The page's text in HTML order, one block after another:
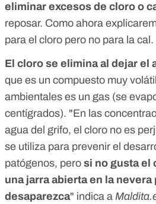
eliminar excesos de cloro o
reposar. Como ahora
para el cloro pero no para la cal.
El cloro se elimina al dejar el
que es un compuesto muy
ambientales es un gas (se
centígrados). "En las
agua del grifo, el cloro no es
se utiliza para prevenir el
patógenos, pero si no gusta el
una jarra abierta en la nevera
desaparezca" indica a